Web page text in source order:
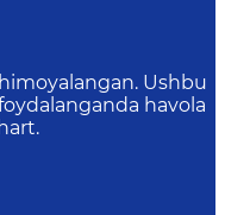
Ushbu
havola